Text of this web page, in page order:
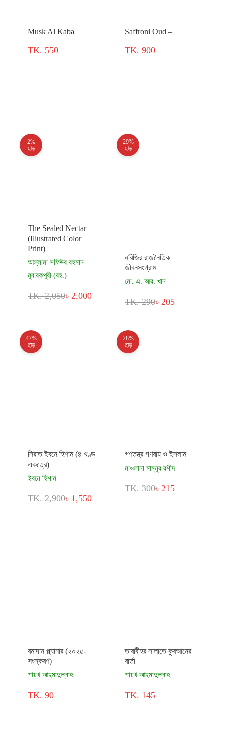
Musk Al Kaba
TK. 550
Saffroni Oud –
TK. 900
2%
ছাড়
The Sealed Nectar
(Illustrated Color
Print)
আল্লামা সফিউর রহমান
মুবারকপুরী (রহ.)
TK. 2,050৳ 2,000
29%
ছাড়
নবিজির রাজনৈতিক
জীবনসংগ্রাম
মো. এ. আর. খান
TK. 290৳ 205
47%
ছাড়
সিরাত ইবনে হিশাম (৪ খণ্ড
একত্রে)
ইবনে হিশাম
TK. 2,900৳ 1,550
28%
ছাড়
গণতন্ত্র গণরায় ও ইসলাম
মাওলানা মামূনুর রশীদ
TK. 300৳ 215
রমাদান প্ল্যানার (২০২৫-
সংস্করণ)
শায়খ আহমাদুল্লাহ
TK. 90
তারাবীহর সালাতে কুরআনের
বার্তা
শায়খ আহমাদুল্লাহ
TK. 145